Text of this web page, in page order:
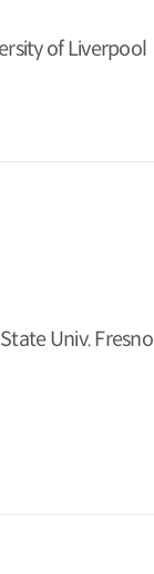
of Liverpool
Univ. Fresno